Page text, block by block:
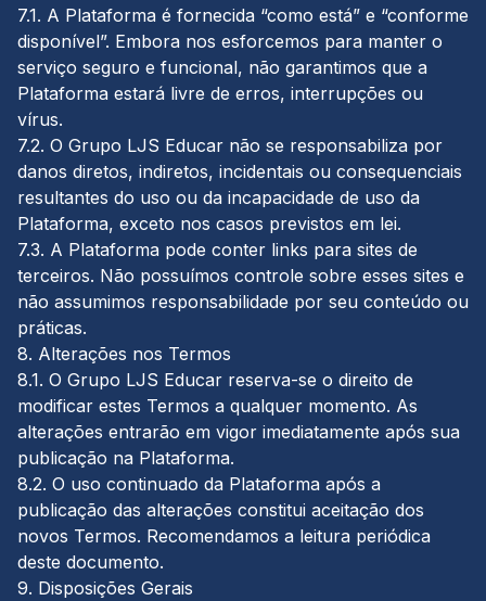
7.1. A Plataforma é fornecida “como está” e “conforme
disponível”. Embora nos esforcemos para manter o
serviço seguro e funcional, não garantimos que a
Plataforma estará livre de erros, interrupções ou
vírus.
7.2. O Grupo LJS Educar não se responsabiliza por
danos diretos, indiretos, incidentais ou consequenciais
resultantes do uso ou da incapacidade de uso da
Plataforma, exceto nos casos previstos em lei.
7.3. A Plataforma pode conter links para sites de
terceiros. Não possuímos controle sobre esses sites e
não assumimos responsabilidade por seu conteúdo ou
práticas.
8. Alterações nos Termos
8.1. O Grupo LJS Educar reserva-se o direito de
modificar estes Termos a qualquer momento. As
alterações entrarão em vigor imediatamente após sua
publicação na Plataforma.
8.2. O uso continuado da Plataforma após a
publicação das alterações constitui aceitação dos
novos Termos. Recomendamos a leitura periódica
deste documento.
9. Disposições Gerais